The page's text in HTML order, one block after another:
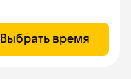
Выбрать время